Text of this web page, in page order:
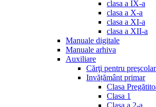
clasa a IX-a
clasa a X-a
clasa a XI-a
clasa a XII-a
Manuale digitale
Manuale arhiva
Auxiliare
Cărţi pentru
Invățământ primar
Clasa
Clasa 1
Clasa a 2-a